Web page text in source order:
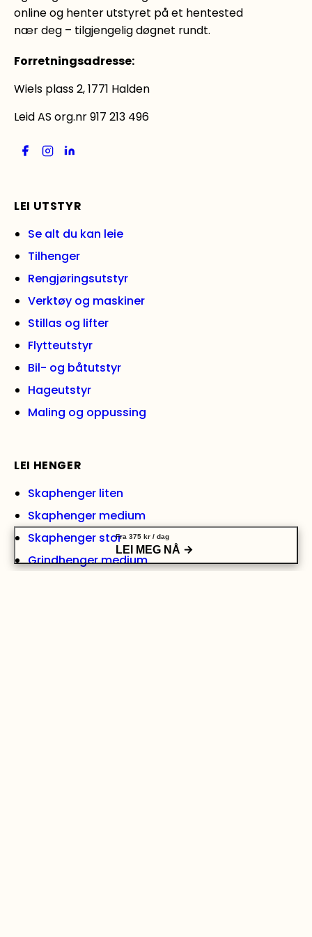
Fra 375 kr/ dag
LEI MEG NÅ
online og henter utstyret på et hentested
nær deg – tilgjengelig døgnet rundt.
Forretningsadresse:
Wiels plass 2, 1771 Halden
Leid AS org.nr 917 213 496
LEI UTSTYR
Se alt du kan leie
Tilhenger
Rengjøringsutstyr
Verktøy og maskiner
Stillas og lifter
Flytteutstyr
Bil- og båtutstyr
Hageutstyr
Maling og oppussing
LEI HENGER
Skaphenger liten
Skaphenger medium
Skaphenger stor
Grindhenger medium